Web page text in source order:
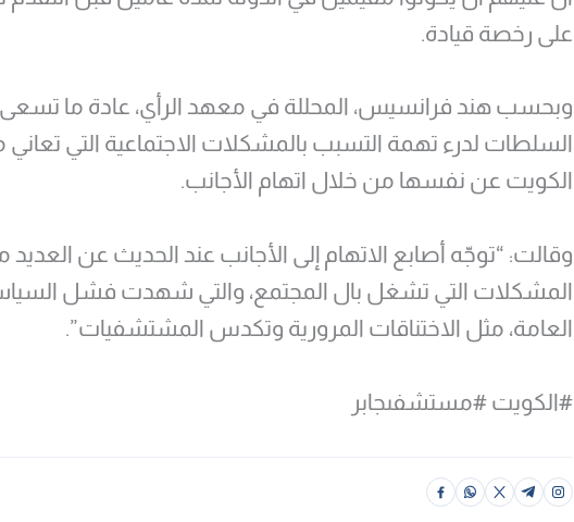
على رخصة قيادة.
وبحسب هند فرانسيس، المحللة في معهد الرأي، عادة ما تسعى
السلطات لدرء تهمة التسبب بالمشكلات الاجتماعية التي تعاني
الكويت عن نفسها من خلال اتهام الأجانب.
وقالت: “توجّه أصابع الاتهام إلى الأجانب عند الحديث عن العديد
المشكلات التي تشغل بال المجتمع، والتي شهدت فشل
العامة، مثل الاختناقات المرورية وتكدس المشتشفيات”.
#الكويت #مستشفىجابر